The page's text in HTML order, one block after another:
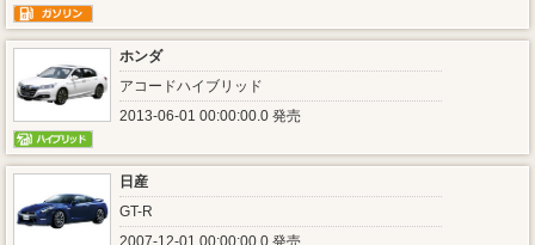
ホンダ
アコードハイブリッド
2013-06-01 00:00:00.0 発売
日産
GT-R
2007-12-01 00:00:00.0 発売